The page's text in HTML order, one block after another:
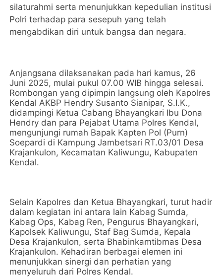
silaturahmi serta menunjukkan kepedulian institusi
Polri terhadap para sesepuh yang telah
mengabdikan diri untuk bangsa dan negara.
Anjangsana dilaksanakan pada hari kamus, 26
Juni 2025, mulai pukul 07.00 WIB hingga selesai.
Rombongan yang dipimpin langsung oleh Kapolres
Kendal AKBP Hendry Susanto Sianipar, S.I.K.,
didampingi Ketua Cabang Bhayangkari Ibu Dona
Hendry dan para Pejabat Utama Polres Kendal,
mengunjungi rumah Bapak Kapten Pol (Purn)
Soepardi di Kampung Jambetsari RT.03/01 Desa
Krajankulon, Kecamatan Kaliwungu, Kabupaten
Kendal.
Selain Kapolres dan Ketua Bhayangkari, turut hadir
dalam kegiatan ini antara lain Kabag Sumda,
Kabag Ops, Kabag Ren, Pengurus Bhayangkari,
Kapolsek Kaliwungu, Staf Bag Sumda, Kepala
Desa Krajankulon, serta Bhabinkamtibmas Desa
Krajankulon. Kehadiran berbagai elemen ini
menunjukkan sinergi dan perhatian yang
menyeluruh dari Polres Kendal.